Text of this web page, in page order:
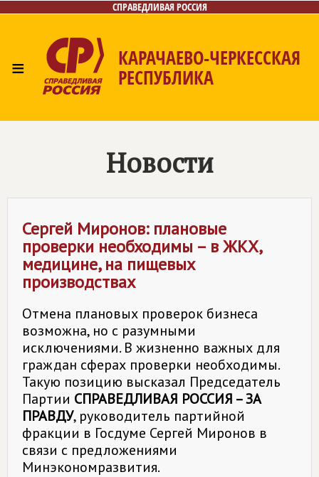
СПРАВЕДЛИВАЯ РОССИЯ
≡ КАРАЧАЕВО-ЧЕРКЕССКАЯ
РЕСПУБЛИКА
Новости
Сергей Миронов: плановые
проверки необходимы – в ЖКХ,
медицине, на пищевых
производствах
Отмена плановых проверок бизнеса
возможна, но с разумными
исключениями. В жизненно важных для
граждан сферах проверки необходимы.
Такую позицию высказал Председатель
Партии СПРАВЕДЛИВАЯ РОССИЯ – ЗА
ПРАВДУ, руководитель партийной
фракции в Госдуме Сергей Миронов в
связи с предложениями
Минэкономразвития.